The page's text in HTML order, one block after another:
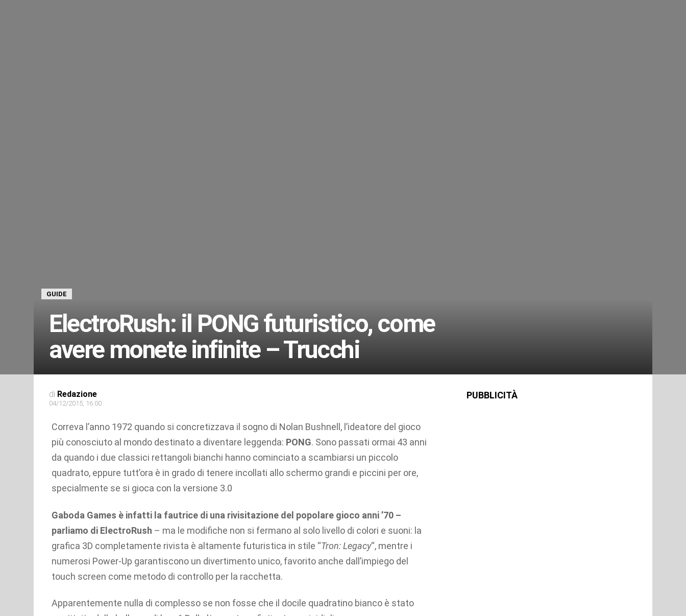
GUIDE
ElectroRush: il PONG futuristico, come
avere monete infinite – Trucchi
di Redazione
04/12/2015, 16:00
Correva l’anno 1972 quando si concretizzava il sogno di Nolan Bushnell, l’ideatore del gioco
più conosciuto al mondo destinato a diventare leggenda: PONG. Sono passati ormai 43 anni
da quando i due classici rettangoli bianchi hanno cominciato a scambiarsi un piccolo
quadrato, eppure tutt’ora è in grado di tenere incollati allo schermo grandi e piccini per ore,
specialmente se si gioca con la versione 3.0
Gaboda Games è infatti la fautrice di una rivisitazione del popolare gioco anni ’70 –
parliamo di ElectroRush – ma le modifiche non si fermano al solo livello di colori e suoni: la
grafica 3D completamente rivista è altamente futuristica in stile “Tron: Legacy“, mentre i
numerosi Power-Up garantiscono un divertimento unico, favorito anche dall’impiego del
touch screen come metodo di controllo per la racchetta.
Apparentemente nulla di complesso se non fosse che il docile quadratino bianco è stato
PUBBLICITÀ